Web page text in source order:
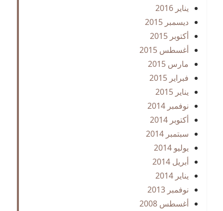
يناير 2016
ديسمبر 2015
أكتوبر 2015
أغسطس 2015
مارس 2015
فبراير 2015
يناير 2015
نوفمبر 2014
أكتوبر 2014
سبتمبر 2014
يوليو 2014
أبريل 2014
يناير 2014
نوفمبر 2013
أغسطس 2008